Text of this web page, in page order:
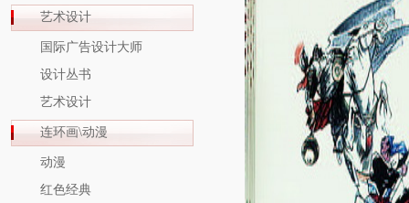
艺术设计
国际广告设计大师
设计丛书
艺术设计
连环画\动漫
动漫
红色经典